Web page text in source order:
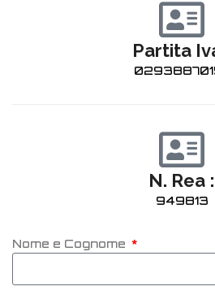
Partita
N. Rea :
949813
Nome e Cognome